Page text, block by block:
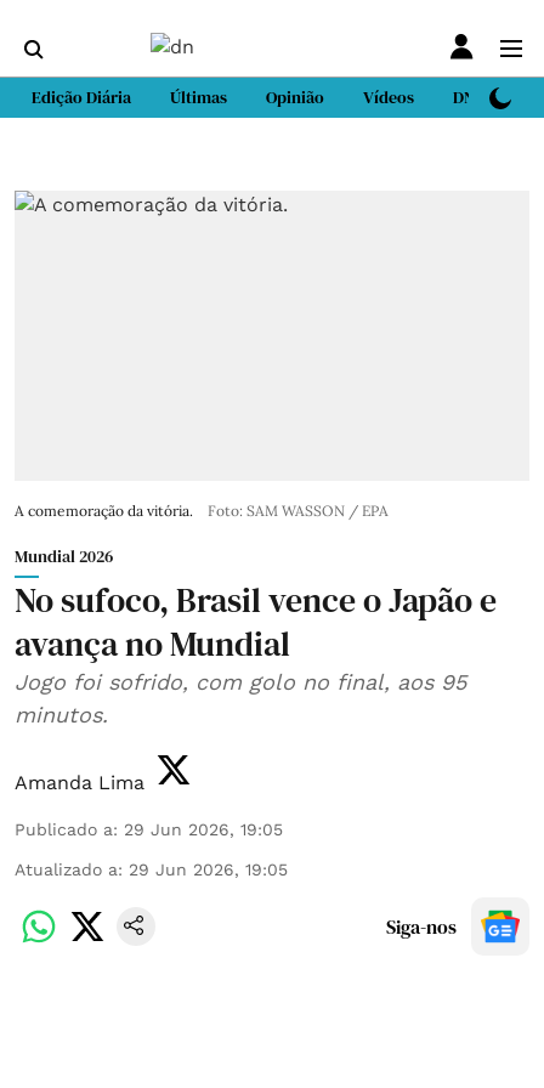
Edição Diária Últimas Opinião Vídeos DN Sport
A comemoração da vitória. Foto: SAM WASSON / EPA
Mundial 2026
No sufoco, Brasil vence o Japão e
avança no Mundial
Jogo foi sofrido, com golo no final, aos 95
minutos.
Amanda Lima
Publicado a: 29 Jun 2026, 19:05
Atualizado a: 29 Jun 2026, 19:05
Siga-nos